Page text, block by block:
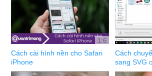
1:6
Cách cài hình nền cho Safari
iPhone
Cách
sang SVG